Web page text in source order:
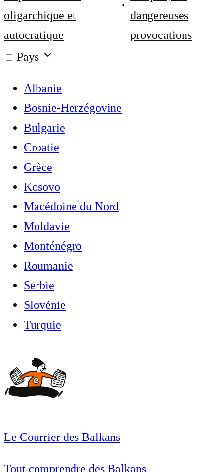
oligarchique et
autocratique
dangereuses
provocations
Pays
Albanie
Bosnie-Herzégovine
Bulgarie
Croatie
Grèce
Kosovo
Macédoine du Nord
Moldavie
Monténégro
Roumanie
Serbie
Slovénie
Turquie
Le Courrier des Balkans
Tout comprendre des Balkans